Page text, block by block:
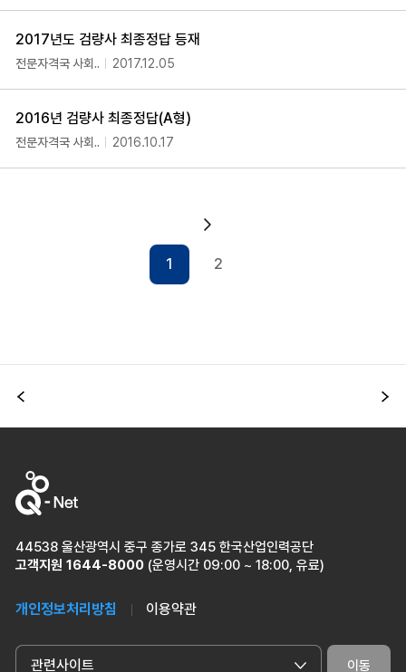
2017년도 검량사 최종정답 등재
전문자격국 사회.. 2017.12.05
2016년 검량사 최종정답(A형)
전문자격국 사회.. 2016.10.17
1 2
이전
44538 울산광역시 중구 종가로 345 한국산업인력공단
고객지원 1644-8000 (운영시간 09:00 ~ 18:00, 유료)
개인정보처리방침 이용약관
관련사이트 이동